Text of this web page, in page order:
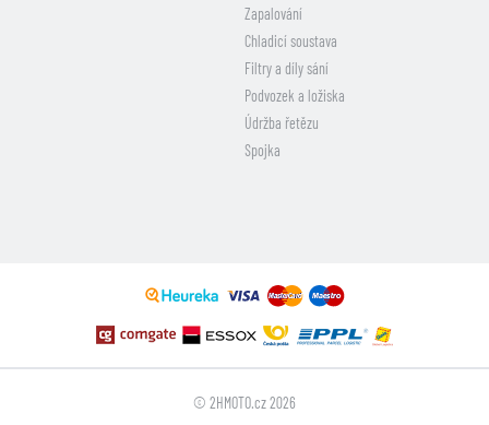
Zapalování
Chladicí soustava
Filtry a díly sání
Podvozek a ložiska
Údržba řetězu
Spojka
© 2HMOTO.cz 2026